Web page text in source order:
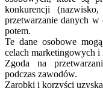
konkurencji
przetwarzanie danych
potem.
Te dane osobowe
celach marketingowych
Zgoda na
podczas zawodów.
Zarobki i korzyści